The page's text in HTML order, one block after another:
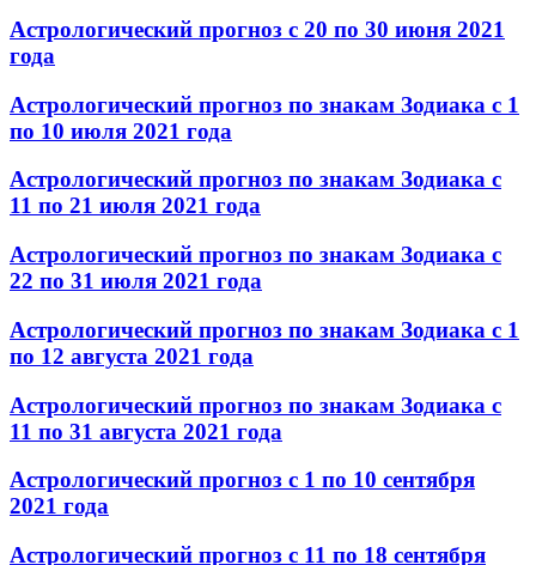
Астрологический прогноз с 20 по 30 июня 2021
года
Астрологический прогноз по знакам Зодиака с 1
по 10 июля 2021 года
Астрологический прогноз по знакам Зодиака с
11 по 21 июля 2021 года
Астрологический прогноз по знакам Зодиака с
22 по 31 июля 2021 года
Астрологический прогноз по знакам Зодиака с 1
по 12 августа 2021 года
Астрологический прогноз по знакам Зодиака с
11 по 31 августа 2021 года
Астрологический прогноз с 1 по 10 сентября
2021 года
Астрологический прогноз с 11 по 18 сентября